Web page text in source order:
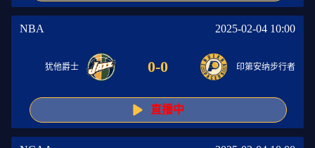
NBA 2025-02-04 10:00
犹他爵士 0-0 印第安纳步行者
直播中